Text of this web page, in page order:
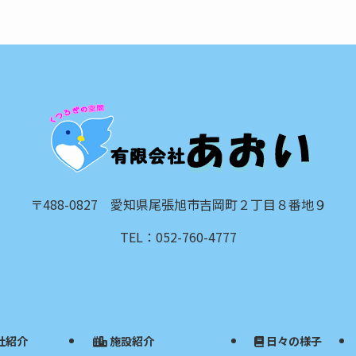
〒488-0827 愛知県尾張旭市吉岡町２丁目８番地９
TEL：052-760-4777
紹介 施設紹介 日々の様子